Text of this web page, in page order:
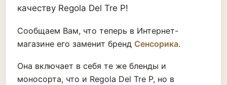
качеству Regola Del Tre P!
Сообщаем Вам, что теперь в Интернет-
магазине его заменит бренд Сенсорика.
Она включает в себя те же бленды и
моносорта, что и Regola Del Tre P, но в